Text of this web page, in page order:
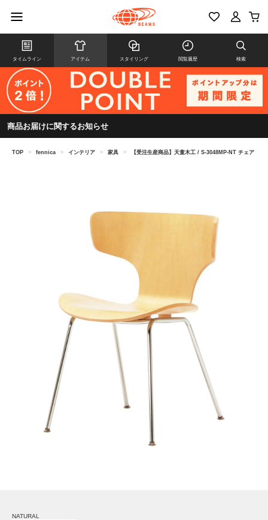
タイムライン アイテム スタイリング 閲覧履歴 検索
商品お届けに関するお知らせ
TOP > fennica > インテリア > 家具 > 【受注生産商品】天童木工 / S-3048MP-NT チェア
NATURAL